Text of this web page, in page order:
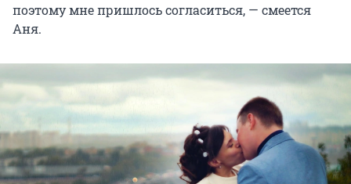
поэтому мне пришлось согласиться, — смеется
Аня.